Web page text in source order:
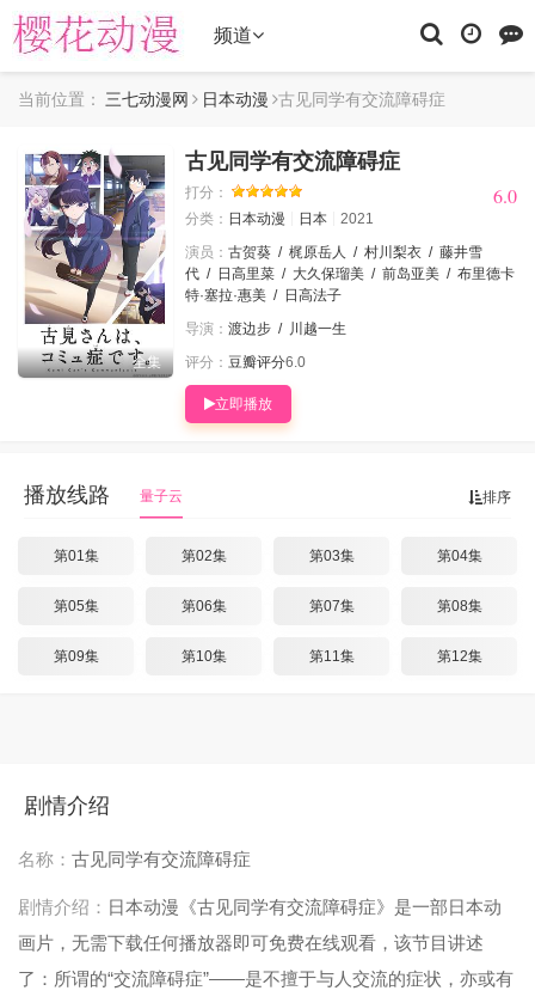
频道
当前位置： 三七动漫网 日本动漫 古见同学有交流障碍症
全集
古见同学有交流障碍症
打分： 6.0
分类： 日本动漫 日本
2021
演员： 古贺葵 / 梶原岳人 / 村川梨衣 / 藤井雪
代 / 日高里菜 / 大久保瑠美 / 前岛亚美 / 布里德卡
特·塞拉·惠美 / 日高法子
导演： 渡边步 / 川越一生
评分： 豆瓣评分6.0
立即播放
排序
播放线路 量子云
第01集 第02集 第03集 第04集
第05集 第06集 第07集 第08集
第09集 第10集 第11集 第12集
剧情介绍
名称： 古见同学有交流障碍症
剧情介绍： 日本动漫《古见同学有交流障碍症》是一部日本动
画片，无需下载任何播放器即可免费在线观看，该节目讲述
了：所谓的“交流障碍症”——是不擅于与人交流的症状，亦或有